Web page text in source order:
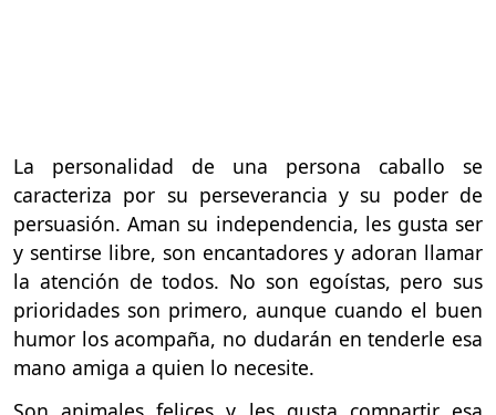
La personalidad de una persona caballo se
caracteriza por su perseverancia y su poder de
persuasión. Aman su independencia, les gusta ser
y sentirse libre, son encantadores y adoran llamar
la atención de todos. No son egoístas, pero sus
prioridades son primero, aunque cuando el buen
humor los acompaña, no dudarán en tenderle esa
mano amiga a quien lo necesite.